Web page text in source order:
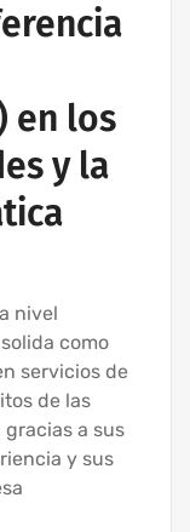
en los
y la
nivel
como
servicios de
de las
a sus
y sus